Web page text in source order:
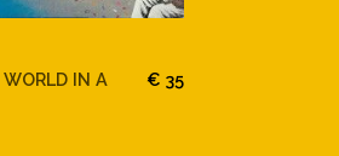
IN A
€ 35